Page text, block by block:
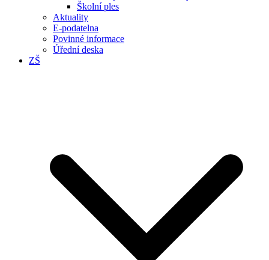
Školní ples
Aktuality
E-podatelna
Povinné informace
Úřední deska
ZŠ